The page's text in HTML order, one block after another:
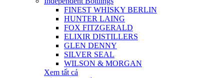
FINEST WHISKY BERLIN
HUNTER LAING
FOX FITZGERALD
ELIXIR DISTILLERS
GLEN DENNY
SILVER SEAL
WILSON & MORGAN
Xem tất cả